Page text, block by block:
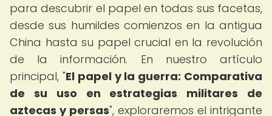
para descubrir el papel en todas sus facetas,
desde sus humildes comienzos en la antigua
China hasta su papel crucial en la revolución
de la información. En nuestro artículo
principal, "El papel y la guerra: Comparativa
de su uso en estrategias militares de
aztecas y persas", exploraremos el intrigante